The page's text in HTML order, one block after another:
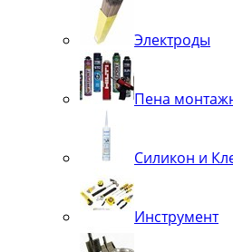
Электроды
Пена
Силикон и
Инструмент